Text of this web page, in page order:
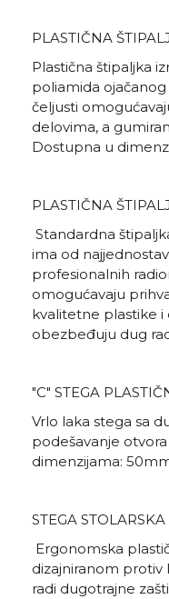
PLASTIČNA
Plastična štipaljka
poliamida
čeljusti
delovima, a
Dostupna u
PLASTIČNA
Standardna
ima od
profesionalnih
omogućavaju
kvalitetne plastike i
obezbeđuju dug
"C" STEGA
Vrlo laka stega sa
podešavanje
dimenzijama:
STEGA STOLARSKA
Ergonomska
dizajniranom protiv
radi dugotrajne